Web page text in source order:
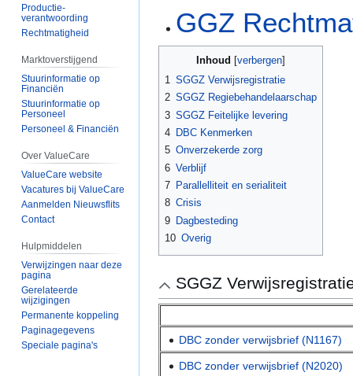
GGZ
Inhoud
1 SGGZ Verwijsregistratie
2 SGGZ Regiebehandelaarschap
3 SGGZ Feitelijke levering
4 DBC Kenmerken
5 Onverzekerde zorg
6 Verblijf
7 Parallelliteit en serialiteit
8 Crisis
9 Dagbesteding
10 Overig
SGGZ
DBC zonder verwijsbrief (N1167)
DBC zonder verwijsbrief (N2020)
Productie-
verantwoording
Rechtmatigheid
Marktoverstijgend
Stuurinformatie op
Financiën
Stuurinformatie op
Personeel
Personeel & Financiën
Over ValueCare
ValueCare website
Vacatures bij ValueCare
Aanmelden Nieuwsflits
Contact
Hulpmiddelen
Verwijzingen naar deze
pagina
Gerelateerde
wijzigingen
Permanente koppeling
Paginagegevens
Speciale pagina's